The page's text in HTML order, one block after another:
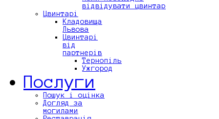
відвідувати цвинтар
Цвинтарі
Кладовища
Львова
Цвинтарі
від
партнерів
Тернопіль
Ужгород
Послуги
Пошук і оцінка
Догляд за
могилами